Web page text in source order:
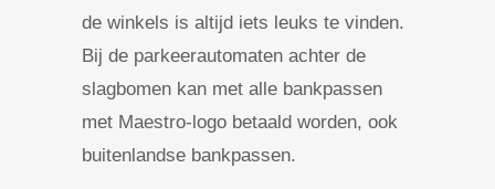
de winkels is altijd iets leuks te vinden.
Bij de parkeerautomaten achter de
slagbomen kan met alle bankpassen
met Maestro-logo betaald worden, ook
buitenlandse bankpassen.